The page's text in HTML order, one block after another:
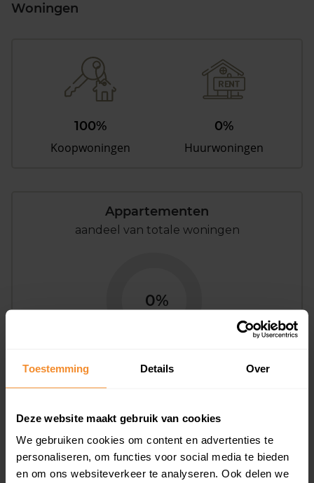
Toestemming Details Over
Deze website maakt gebruik van cookies
We gebruiken cookies om content en advertenties te
personaliseren, om functies voor social media te bieden
en om ons websiteverkeer te analyseren. Ook delen we
Woningen
100%
Koopwoningen
0%
Huurwoningen
Appartementen
aandeel van totale woningen
0%